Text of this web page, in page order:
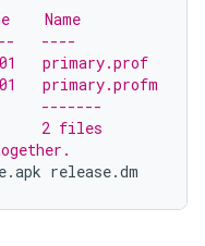
Name
----
primary.prof
primary.profm
-------
2 files
release.dm